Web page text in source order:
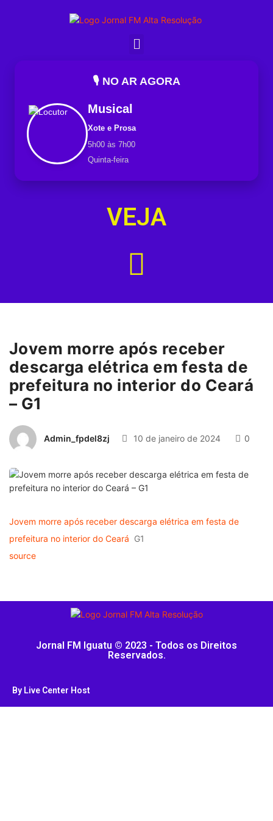
🎙️ NO AR AGORA
Musical
Xote e Prosa
5h00 às 7h00
Quinta-feira
VEJA
Jovem morre após receber
descarga elétrica em festa de
prefeitura no interior do Ceará
– G1
Admin_fpdel8zj 10 de janeiro de 2024 0
Jovem morre após receber descarga elétrica em festa de
prefeitura no interior do Ceará G1
source
Jornal FM Iguatu © 2023 - Todos os Direitos
Reservados.
By Live Center Host